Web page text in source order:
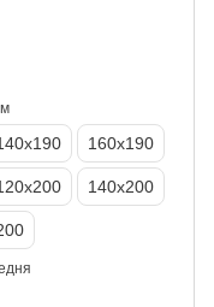
160х190
140х200